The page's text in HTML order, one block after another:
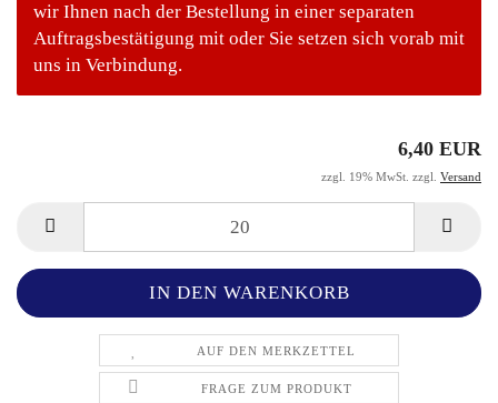
wir Ihnen nach der Bestellung in einer separaten
Auftragsbestätigung mit oder Sie setzen sich vorab mit
uns in Verbindung.
6,40 EUR
zzgl. 19% MwSt. zzgl. Versand
AUF DEN MERKZETTEL
FRAGE ZUM PRODUKT